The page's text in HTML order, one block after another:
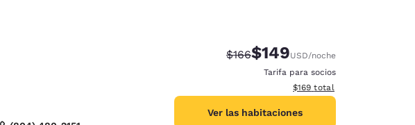
Precio tachado:
$166Precio con descuento:
$149USD/noche
Tarifa para socios
Ver detalles del total
$169 total
Ver las habitaciones